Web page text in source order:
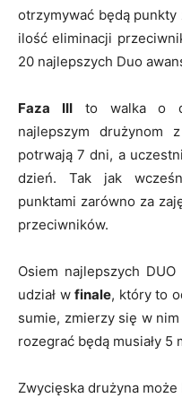
otrzymywać będą
ilość eliminacji
20 najlepszych Duo
Faza IIIto walka o
najlepszym drużynom
potrwają 7 dni, a
dzień. Tak jak
punktami zarówno za
przeciwników.
Osiem najlepszych
udział w finale, który to
sumie, zmierzy się w
rozegrać będą musiały 5
Zwycięska drużyna